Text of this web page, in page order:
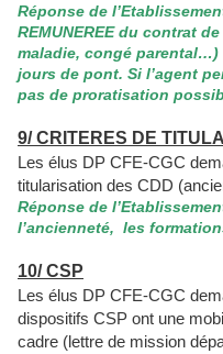
Réponse de
REMUNEREE du contrat
maladie, congé parental…)
jours de pont. Si l’agent
pas de proratisation
9/ CRITERES DE
Les élus DP CFE-CGC
titularisation des CDD
Réponse de
l’ancienneté, les
10/ CSP
Les élus DP CFE-CGC
dispositifs CSP ont une
cadre (lettre de mission